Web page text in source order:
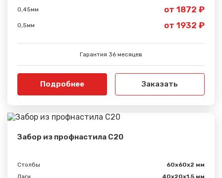
0,45мм от 1872 ₽
0,5мм от 1932 ₽
Гарантия 36 месяцев
Подробнее Заказать
Забор из профнастила С20
Столбы
60х60х2 мм
Лаги
40х20х1,5 мм